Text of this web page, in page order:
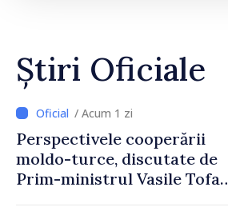
Știri Oficiale
/ Acum 1 zi
Perspectivele cooperării
moldo-turce, discutate de
Prim-ministrul Vasile Tofan